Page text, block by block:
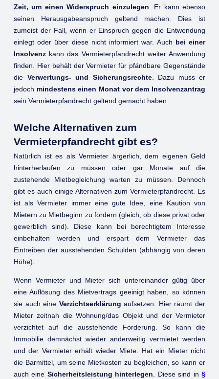
Zeit, um einen Widerspruch einzulegen . Er kann ebenso
seinen Herausgabeanspruch geltend machen. Dies ist
zumeist der Fall, wenn er Einspruch gegen die Entwendung
einlegt oder über diese nicht informiert war. Auch bei einer
Insolvenz kann das Vermieterpfandrecht weiter Anwendung
finden. Hier behält der Vermieter für pfändbare Gegenstände
die Verwertungs- und Sicherungsrechte. Dazu muss er
jedoch mindestens einen Monat vor dem Insolvenzantrag
sein Vermieterpfandrecht geltend gemacht haben.
Welche Alternativen zum
Vermieterpfandrecht gibt es?
Natürlich ist es als Vermieter ärgerlich, dem eigenen Geld
hinterherlaufen zu müssen oder gar Monate auf die
zustehende Mietbegleichung warten zu müssen. Dennoch
gibt es auch einige Alternativen zum Vermieterpfandrecht. Es
ist als Vermieter immer eine gute Idee, eine Kaution von
Mietern zu Mietbeginn zu fordern (gleich, ob diese privat oder
gewerblich sind). Diese kann bei berechtigtem Interesse
einbehalten werden und erspart dem Vermieter das
Eintreiben der ausstehenden Schulden (abhängig von deren
Höhe).
Wenn Vermieter und Mieter sich untereinander gütig über
eine Auflösung des Mietvertrags geeinigt haben, so können
sie auch eine Verzichtserklärung aufsetzen. Hier räumt der
Mieter zeitnah die Wohnung/das Objekt und der Vermieter
verzichtet auf die ausstehende Forderung. So kann die
Immobilie demnächst wieder anderweitig vermietet werden
und der Vermieter erhält wieder Miete. Hat ein Mieter nicht
die Barmittel, um seine Mietkosten zu begleichen, so kann er
auch eine Sicherheitsleistung hinterlegen. Diese sind in§